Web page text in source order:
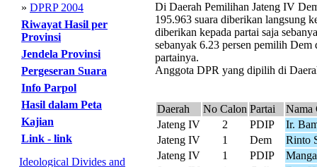
» DPRP 2004
Riwayat Hasil per
Provinsi
Jendela Provinsi
Pergeseran Suara
Info Parpol
Hasil dalam Peta
Kajian
Link - link
Ideological Divides and
Di Daerah Pemilihan Jateng IV
195.963 suara diberikan langsung
diberikan kepada partai saja
sebanyak 6.23 persen pemilih
partainya.
Anggota DPR yang dipilih di
Daerah No Calon Partai
Nama
Jateng IV
2 PDIP
Ir.
Jateng IV
1 Dem
Rinto
Jateng IV
1 PDIP